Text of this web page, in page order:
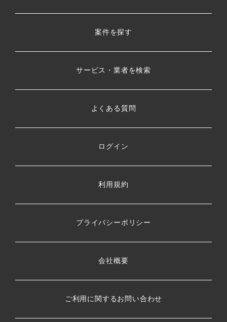
案件を探す
サービス・業者を検索
よくある質問
ログイン
利用規約
プライバシーポリシー
会社概要
ご利用に関するお問い合わせ